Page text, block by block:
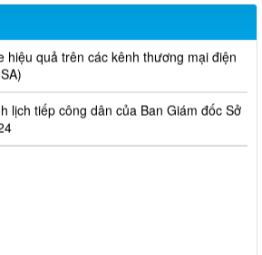
thầu thực hiện gói thầu: “tổ chức tập
hiệu quả trên các kênh thương mại điện
lịch tiếp công dân của Ban Giám đốc Sở